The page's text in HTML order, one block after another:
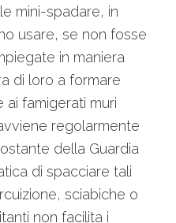
mini-spadare, in
usare, se non fosse
in maniera
di loro a formare
ai famigerati muri
regolarmente
della Guardia
di spacciare tali
sciabiche o
non facilita i